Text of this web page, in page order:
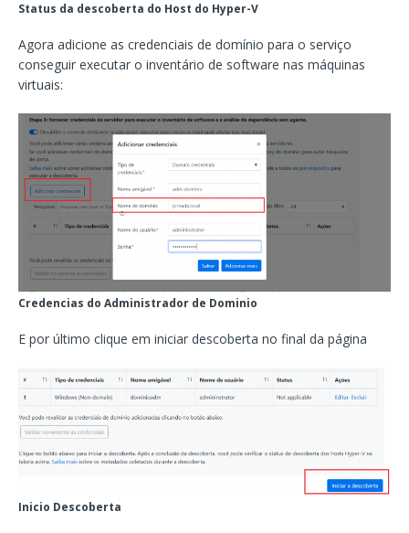
Status da descoberta do Host do Hyper-V
Agora adicione as credenciais de domínio para o serviço
conseguir executar o inventário de software nas máquinas
virtuais:
Credencias do Administrador de Dominio
E por último clique em iniciar descoberta no final da página
Inicio Descoberta